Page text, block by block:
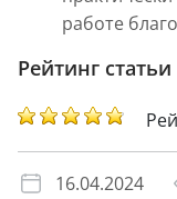
работе
Рейтинг статьи
16.04.2024